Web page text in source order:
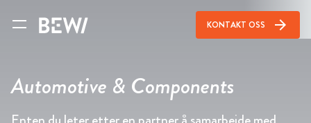
KONTAKT OSS arrow_forward
Automotive & Components